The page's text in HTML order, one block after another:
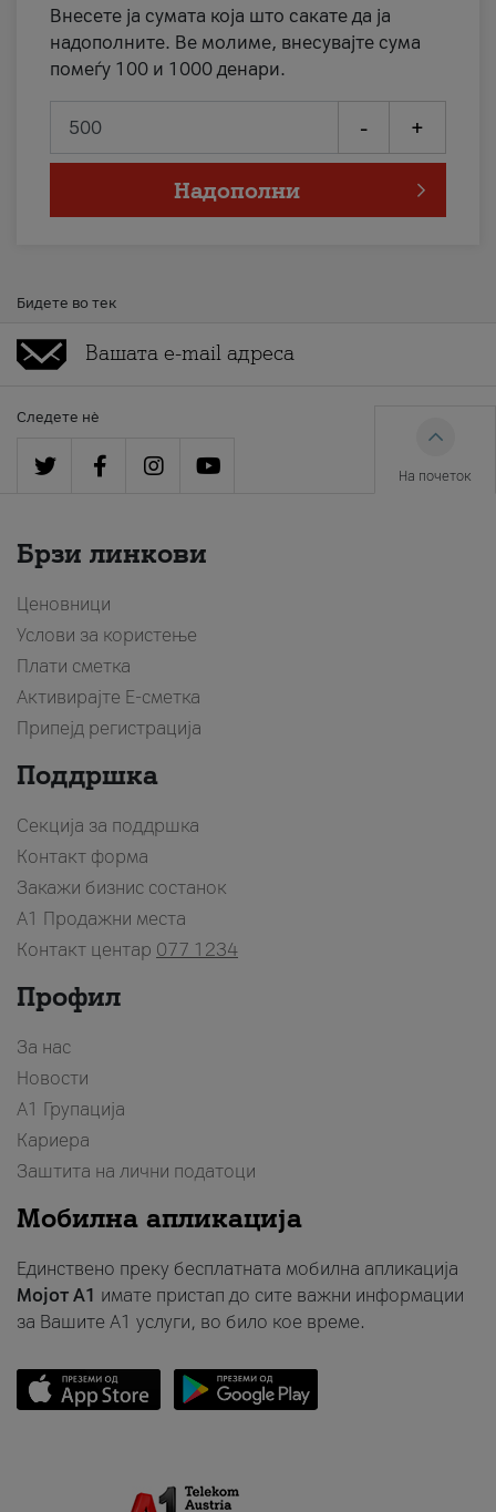
Внесете ја сумата која што сакате да ја
надополните. Ве молиме, внесувајте сума
помеѓу 100 и 1000 денари.
- +
Надополни
Бидете во тек
Следете нè
На почеток
Брзи линкови
Ценовници
Услови за користење
Плати сметка
Активирајте Е-сметка
Припејд регистрација
Поддршка
Секција за поддршка
Контакт форма
Закажи бизнис состанок
A1 Продажни места
Контакт центар 077 1234
Профил
За нас
Новости
А1 Групација
Кариера
Заштита на лични податоци
Мобилна апликација
Единствено преку бесплатната мобилна апликација
Мојот A1 имате пристап до сите важни информации
за Вашите A1 услуги, во било кое време.